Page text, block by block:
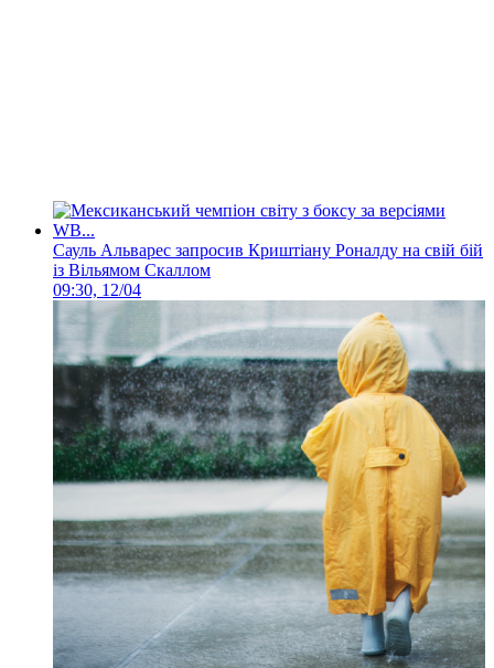
Сауль Альварес запросив Криштіану Роналду на свій бій
із Вільямом Скаллом
09:30, 12/04